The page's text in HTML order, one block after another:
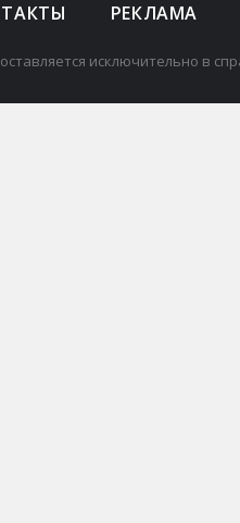
РЕКЛАМА
исключительно в